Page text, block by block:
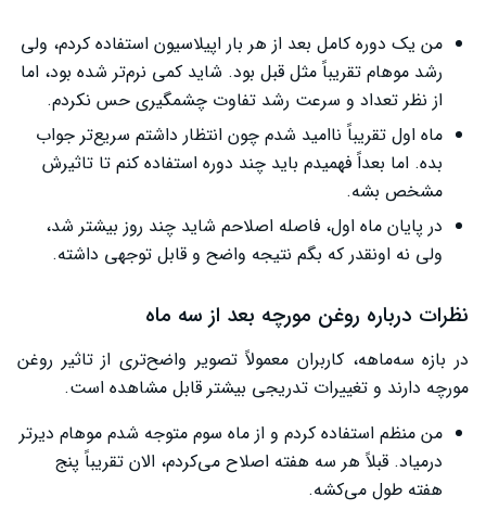
من یک دوره کامل بعد از هر بار اپیلاسیون استفاده کردم، ولی
رشد موهام تقریباً مثل قبل بود. شاید کمی نرم‌تر شده بود، اما
از نظر تعداد و سرعت رشد تفاوت چشمگیری حس نکردم.
ماه اول تقریباً ناامید شدم چون انتظار داشتم سریع‌تر جواب
بده. اما بعداً فهمیدم باید چند دوره استفاده کنم تا تاثیرش
مشخص بشه.
در پایان ماه اول، فاصله اصلاحم شاید چند روز بیشتر شد،
ولی نه اونقدر که بگم نتیجه واضح و قابل توجهی داشته.
نظرات درباره روغن مورچه بعد از سه ماه
در بازه سه‌ماهه، کاربران معمولاً تصویر واضح‌تری از تاثیر روغن
مورچه دارند و تغییرات تدریجی بیشتر قابل مشاهده است.
من منظم استفاده کردم و از ماه سوم متوجه شدم موهام دیرتر
درمیاد. قبلاً هر سه هفته اصلاح می‌کردم، الان تقریباً پنج
هفته طول می‌کشه.